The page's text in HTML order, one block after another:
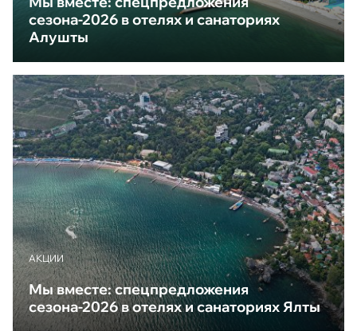
сезона-2026 в отелях и санаториях
Алушты
АКЦИИ
Мы вместе: спецпредложения
сезона-2026 в отелях и санаториях Ялты